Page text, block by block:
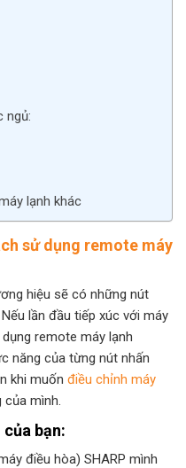
ngủ:
lạnh khác
sử dụng remote máy
hiệu sẽ có những nút
lần đầu tiếp xúc với máy
remote máy lạnh
năng của từng nút nhấn
khi muốn điều chỉnh máy
mình.
bạn:
điều hòa) SHARP mình